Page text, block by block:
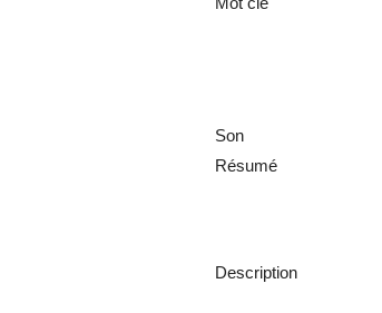
Son
Résumé
Description